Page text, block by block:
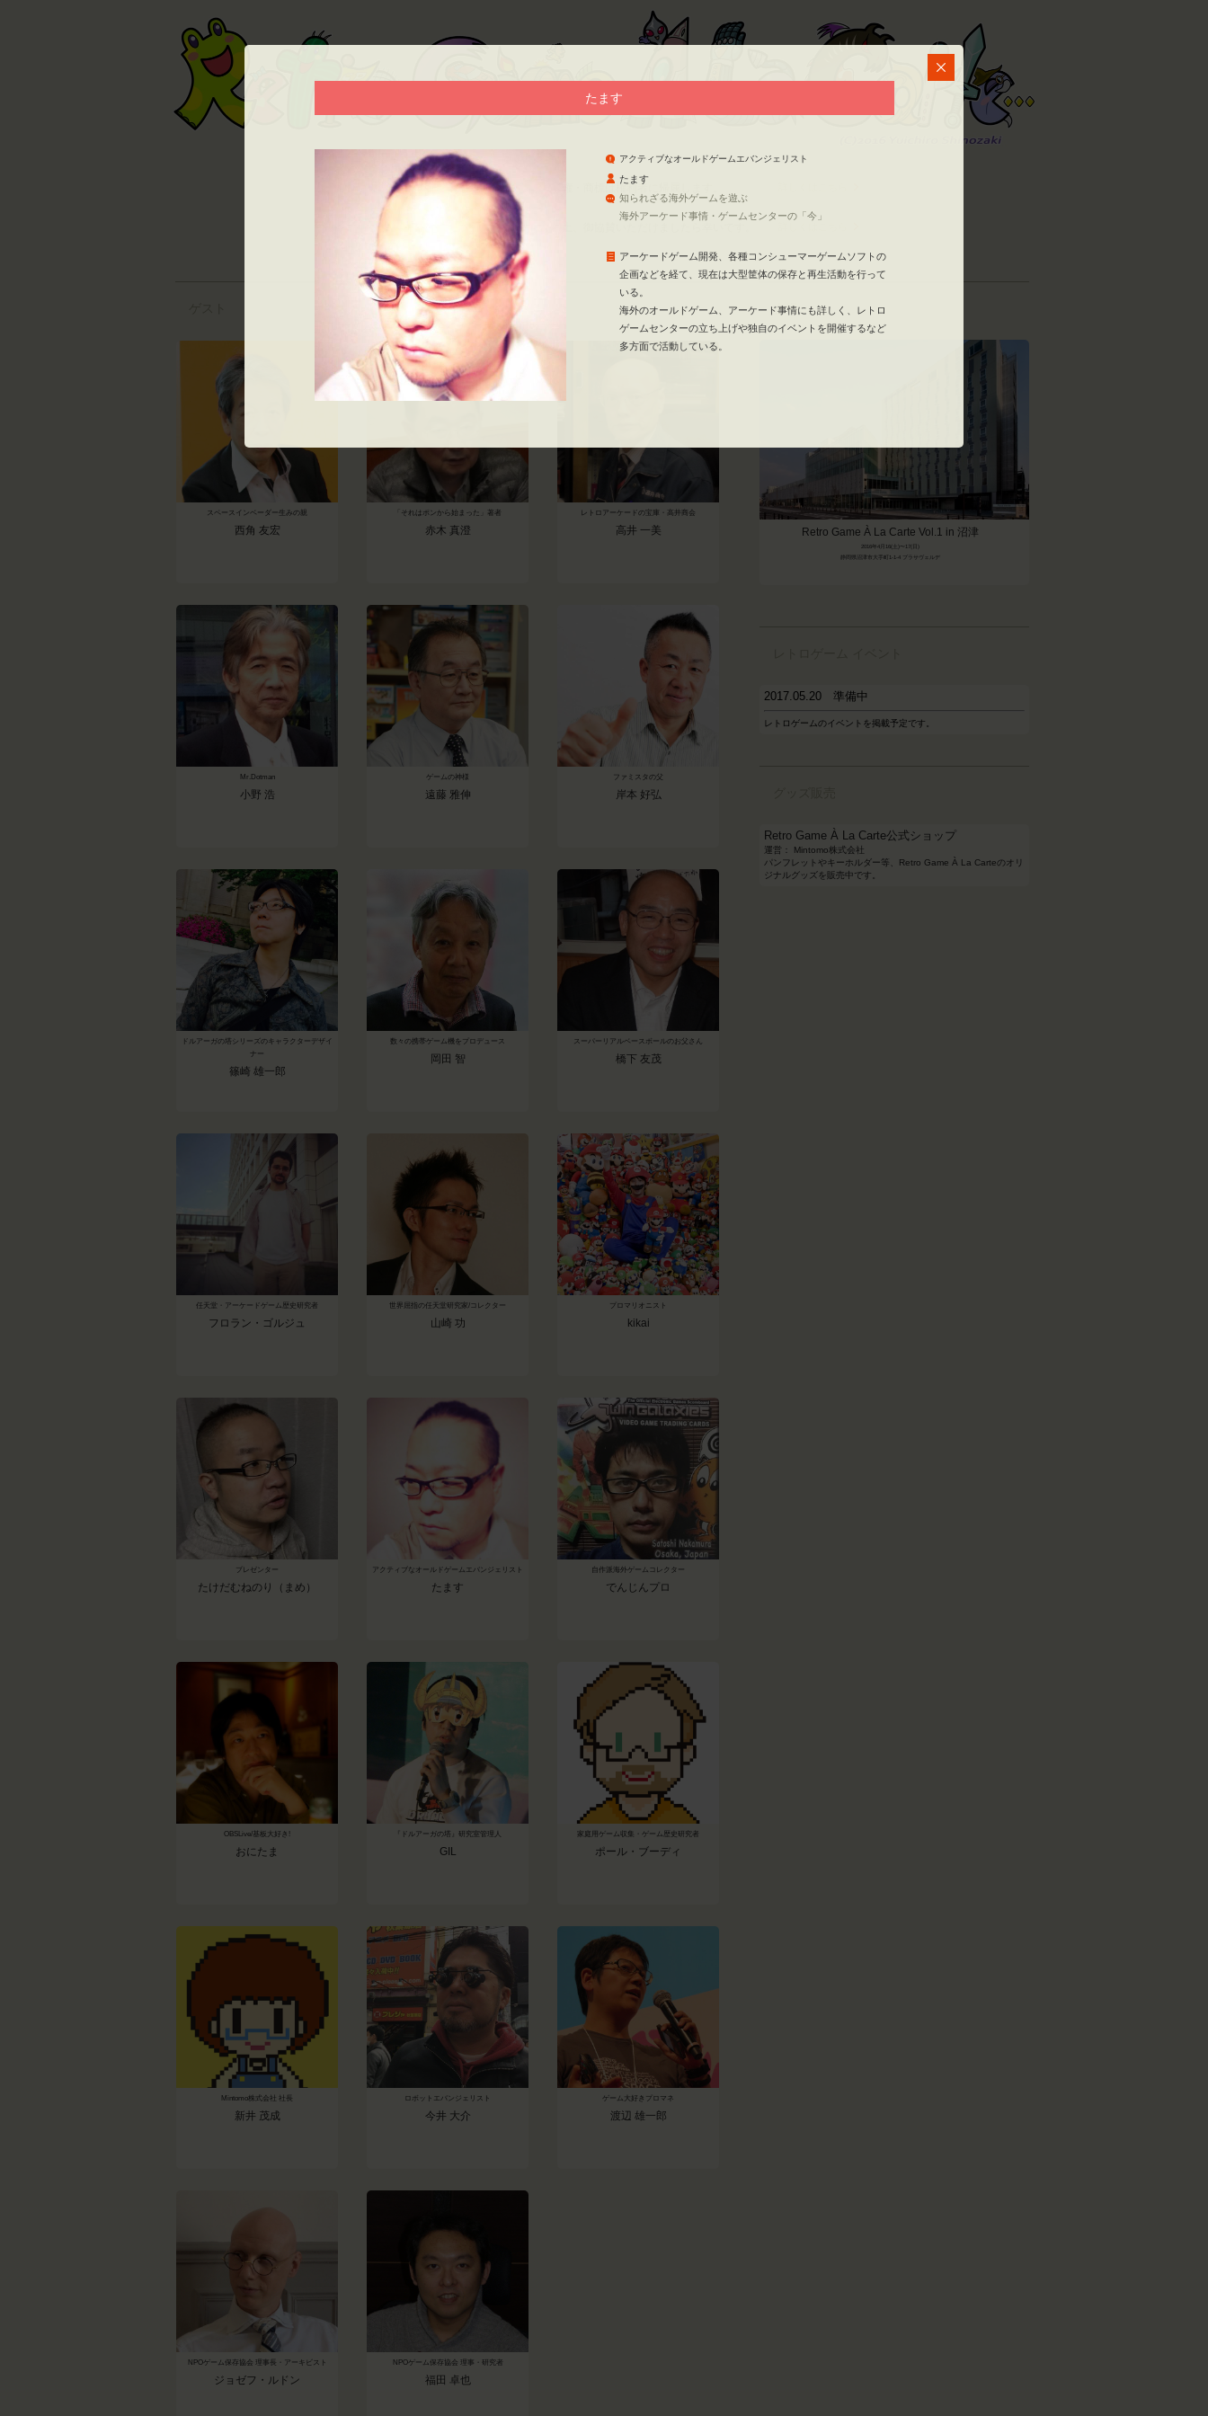
著作権・商標
当ウェブサイトに掲載したすべての著作権・商標は権利者に帰属します。
御協賛のお願い
「御協賛のお願い（PDF）」
スペースインベーダー生みの親
西角 友宏
「それはポンから始まった」著者
赤木 真澄
レトロアーケードの宝庫・高井商会
高井 一美
Mr.Dotman
小野 浩
ゲームの神様
遠藤 雅伸
ファミスタの父
岸本 好弘
ドルアーガの塔シリーズのキャラクターデザイ
ナー
篠崎 雄一郎
数々の携帯ゲーム機をプロデュース
岡田 智
スーパーリアルベースボールのお父さん
橋下 友茂
任天堂・アーケードゲーム歴史研究者
フロラン・ゴルジュ
世界屈指の任天堂研究家/コレクター
山崎 功
プロマリオニスト
kikai
プレゼンター
たけだむねのり（まめ）
アクティブなオールドゲームエバンジェリスト
たます
自作派海外ゲームコレクター
でんじんプロ
OBSLive/基板大好き!
おにたま
『ドルアーガの塔』研究室管理人
GIL
家庭用ゲーム収集・ゲーム歴史研究者
ポール・ブーディ
Mintomo株式会社 社長
新井 茂成
ロボットエバンジェリスト
今井 大介
ゲーム大好きプロマネ
渡辺 雄一郎
NPOゲーム保存協会 理事長・アーキビスト
ジョゼフ・ルドン
NPOゲーム保存協会 理事・研究者
福田 卓也
会場
Retro Game À La Carte Vol.1 in 沼津
2016年4月16(土)〜17(日)
静岡県沼津市大手町1-1-4 プラサヴェルデ
2017.05.20 準備中
レトロゲームのイベントを掲載予定です。
Retro Game À La Carte公式ショップ
運営： Mintomo株式会社
パンフレットやキーホルダー等、Retro Game À La Carteのオリ
ジナルグッズを販売中です。
たます
アクティブなオールドゲームエバンジェリスト
たます
知られざる海外ゲームを遊ぶ
海外アーケード事情・ゲームセンターの「今」
アーケードゲーム開発、各種コンシューマーゲームソフトの
企画などを経て、現在は大型筐体の保存と再生活動を行って
いる。
海外のオールドゲーム、アーケード事情にも詳しく、レトロ
ゲームセンターの立ち上げや独自のイベントを開催するなど
多方面で活動している。